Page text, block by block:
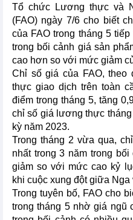
Tổ chức Lương thực và
(FAO) ngày 7/6 cho biết
của FAO trong tháng 5
trong bối cảnh giá sản
cao hơn so với mức giảm
Chỉ số giá của FAO,
thực giao dịch trên toàn
điểm trong tháng 5, tăng
chỉ số giá lương thực
kỳ năm 2023.
Trong tháng 2 vừa qua,
nhất trong 3 năm trong
giảm so với mức cao kỷ
khi cuộc xung đột giữa
Trong tuyên bố, FAO cho
trong tháng 5 nhờ giá ngũ